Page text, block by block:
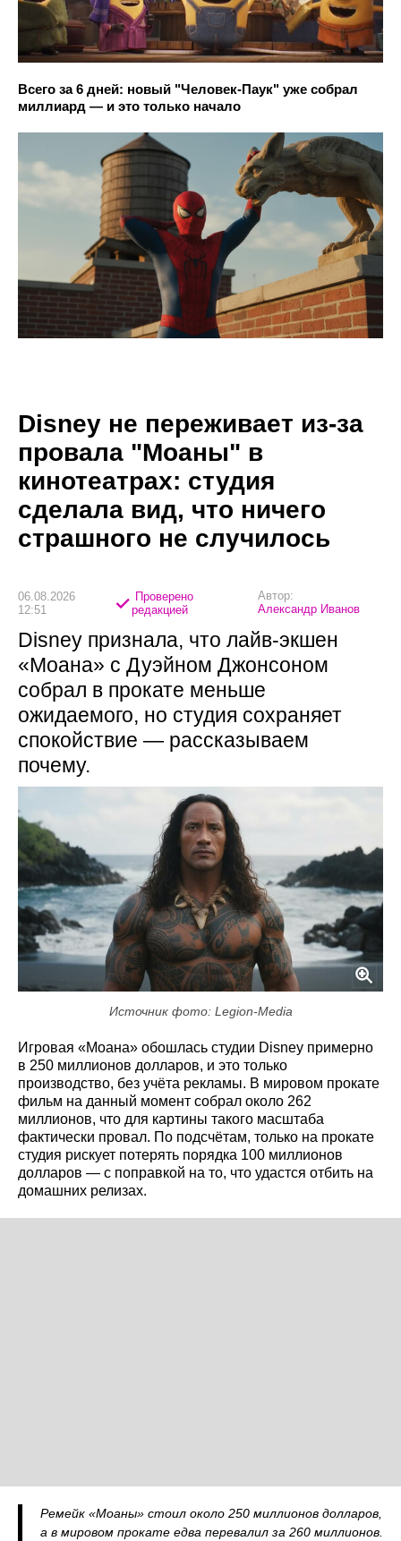
Всего за 6 дней: новый "Человек-Паук" уже собрал
миллиард — и это только начало
Disney не переживает из-за
провала "Моаны" в
кинотеатрах: студия
сделала вид, что ничего
страшного не случилось
06.08.2026
12:51
Проверено
редакцией
Автор:
Александр Иванов
Disney признала, что лайв-экшен
«Моана» с Дуэйном Джонсоном
собрал в прокате меньше
ожидаемого, но студия сохраняет
спокойствие — рассказываем
почему.
Источник фото: Legion-Media
Игровая «Моана» обошлась студии Disney примерно
в 250 миллионов долларов, и это только
производство, без учёта рекламы. В мировом прокате
фильм на данный момент собрал около 262
миллионов, что для картины такого масштаба
фактически провал. По подсчётам, только на прокате
студия рискует потерять порядка 100 миллионов
долларов — с поправкой на то, что удастся отбить на
домашних релизах.
Ремейк «Моаны» стоил около 250 миллионов долларов,
а в мировом прокате едва перевалил за 260 миллионов.